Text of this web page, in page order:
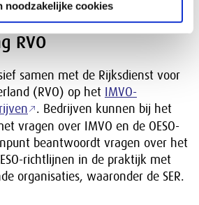
noodzakelijke cookies
RVO
samen met de Rijksdienst voor
(RVO) op het IMVO-
. Bedrijven kunnen bij het
vragen over IMVO en de OESO-
beantwoordt vragen over het
richtlijnen in de praktijk met
organisaties, waaronder de SER.